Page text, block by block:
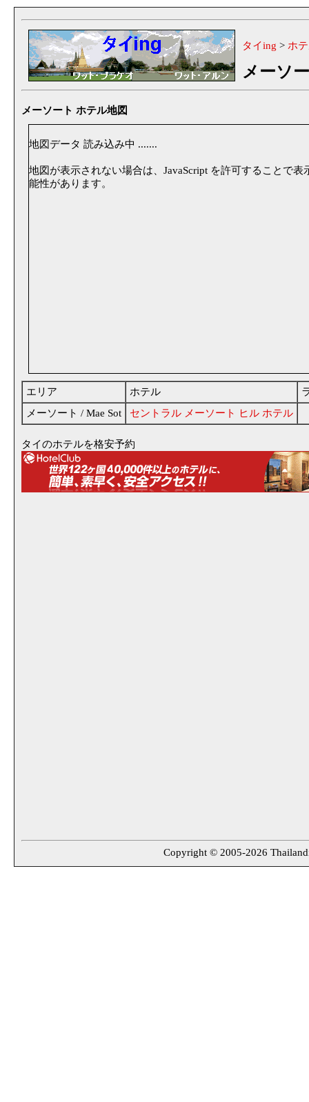
タイing > ホ
メーソ
メーソート ホテル地図
地図データ 読み込み中 .......
地図が表示されない場合は、JavaScript を許可することで表
能性があります。
エリア ホテル
メーソート / Mae Sot
セントラル メーソート ヒル ホテル
タイのホテルを格安予約
Copyright © 2005-2026